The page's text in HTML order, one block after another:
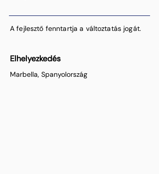
A fejlesztő fenntartja a változtatás jogát.
Elhelyezkedés
Marbella, Spanyolország